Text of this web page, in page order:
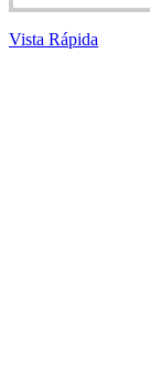
Vista Rápida